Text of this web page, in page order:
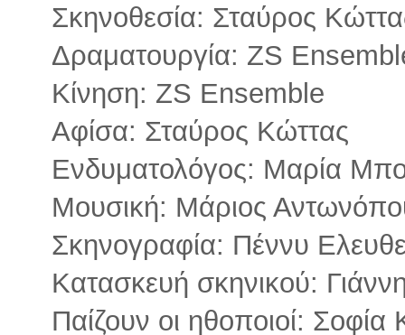
Σκηνοθεσία: Σταύρος
Δραματουργία: ZS
Κίνηση: ZS Ensemble
Aφίσα: Σταύρος Κώττας
Ενδυματολόγος: Μαρία
Μουσική: Μάριος
Σκηνογραφία: Πέννυ
Κατασκευή σκηνικού:
Παίζουν οι ηθοποιοί: